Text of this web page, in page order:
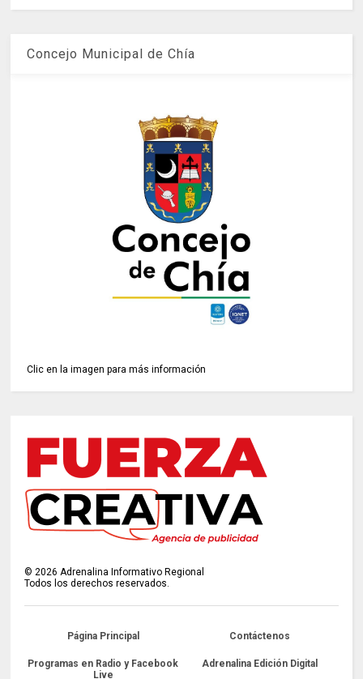
Concejo Municipal de Chía
Clic en la imagen para más información
© 2026 Adrenalina Informativo Regional
Todos los derechos reservados.
Página Principal Contáctenos
Programas en Radio y Facebook
Live
Adrenalina Edición Digital